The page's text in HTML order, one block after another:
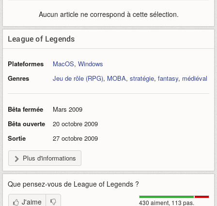
Aucun article ne correspond à cette sélection.
League of Legends
Plateformes MacOS, Windows
Genres
Jeu de rôle (RPG), MOBA, stratégie, fantasy, médiéval
Bêta fermée
Mars 2009
Bêta ouverte
20 octobre 2009
Sortie
27 octobre 2009
Plus d'informations
Que pensez-vous de League of Legends ?
430 aiment, 113 pas.
J'aime